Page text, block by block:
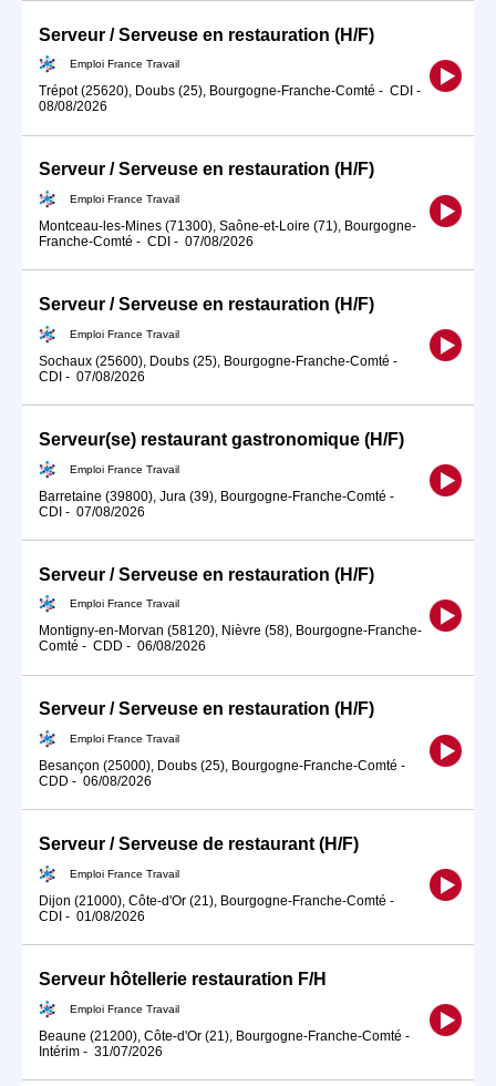
Serveur / Serveuse en restauration (H/F)
Emploi France Travail
Trépot (25620), Doubs (25), Bourgogne-Franche-Comté - CDI -
08/08/2026
Serveur / Serveuse en restauration (H/F)
Emploi France Travail
Montceau-les-Mines (71300), Saône-et-Loire (71), Bourgogne-
Franche-Comté - CDI - 07/08/2026
Serveur / Serveuse en restauration (H/F)
Emploi France Travail
Sochaux (25600), Doubs (25), Bourgogne-Franche-Comté -
CDI - 07/08/2026
Serveur(se) restaurant gastronomique (H/F)
Emploi France Travail
Barretaine (39800), Jura (39), Bourgogne-Franche-Comté -
CDI - 07/08/2026
Serveur / Serveuse en restauration (H/F)
Emploi France Travail
Montigny-en-Morvan (58120), Nièvre (58), Bourgogne-Franche-
Comté - CDD - 06/08/2026
Serveur / Serveuse en restauration (H/F)
Emploi France Travail
Besançon (25000), Doubs (25), Bourgogne-Franche-Comté -
CDD - 06/08/2026
Serveur / Serveuse de restaurant (H/F)
Emploi France Travail
Dijon (21000), Côte-d'Or (21), Bourgogne-Franche-Comté -
CDI - 01/08/2026
Serveur hôtellerie restauration F/H
Emploi France Travail
Beaune (21200), Côte-d'Or (21), Bourgogne-Franche-Comté -
Intérim - 31/07/2026